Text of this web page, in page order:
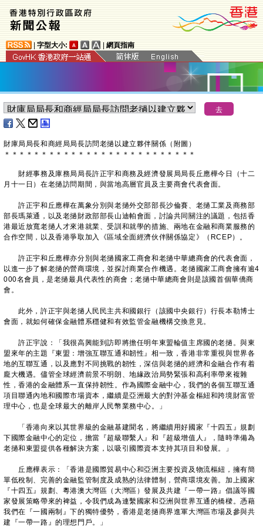
字型大小: 網頁指南
財庫局局長和商經局局長訪問老撾以建立夥伴關係（附圖）
＊ ＊ ＊ ＊ ＊ ＊ ＊ ＊ ＊ ＊ ＊ ＊ ＊ ＊ ＊ ＊ ＊ ＊ ＊ ＊ ＊ ＊ ＊ ＊ ＊ ＊
財經事務及庫務局局長許正宇和商務及經濟發展局局長丘應樺今日（十二
月十一日）在老撾訪問期間，與當地高層官員及主要商會代表會面。
許正宇和丘應樺在萬象分別與老撾外交部部長沙倫賽、老撾工業及商務部
部長瑪萊通，以及老撾財政部部長山迪帕會面，討論共同關注的議題，包括香
港最近放寬老撾人才來港就業、受訓和就學的措施、兩地在金融和商業服務的
合作空間，以及香港爭取加入《區域全面經濟伙伴關係協定》（RCEP）。
許正宇和丘應樺亦分別與老撾國家工商會和老撾中華總商會的代表會面，
以進一步了解老撾的營商環境，並探討商業合作機遇。老撾國家工商會擁有逾4
000名會員，是老撾最具代表性的商會；老撾中華總商會則是該國首個華僑商
會。
此外，許正宇與老撾人民民主共和國銀行（該國中央銀行）行長本勒博士
會面，就如何確保金融體系穩健和有效監管金融機構交換意見。
許正宇說：「我很高興能到訪即將擔任明年東盟輪值主席國的老撾。與東
盟來年的主題『東盟：增強互聯互通和韌性』相一致，香港非常重視與世界各
地的互聯互通，以及應對不同挑戰的韌性，深信與老撾的經濟和金融合作有着
龐大機遇。儘管全球經濟前景不明朗、地緣政治局勢緊張和高利率帶來複雜
性，香港的金融體系一直保持韌性。作為國際金融中心，我們的各個互聯互通
項目聯通內地和國際市場資本，繼續是亞洲最大的對沖基金樞紐和跨境財富管
理中心，也是全球最大的離岸人民幣業務中心。」
「香港向來以其世界級的金融基建聞名，將繼續用好國家『十四五』規劃
下國際金融中心的定位，擔當『超級聯繫人』和『超級增值人』，隨時準備為
老撾和東盟提供各種解決方案，以吸引國際資本支持其項目和發展。」
丘應樺表示：「香港是國際貿易中心和亞洲主要投資及物流樞紐，擁有簡
單低稅制、完善的金融監管制度及成熟的法律體制，營商環境友善。加上國家
『十四五』規劃、粵港澳大灣區（大灣區）發展及共建『一帶一路』倡議等國
家發展策略帶來的裨益，令我們成為連繫國家和亞洲與世界互通的橋樑。憑藉
我們在『一國兩制』下的獨特優勢，香港是老撾商界進軍大灣區市場及參與共
建『一帶一路』的理想門戶。」